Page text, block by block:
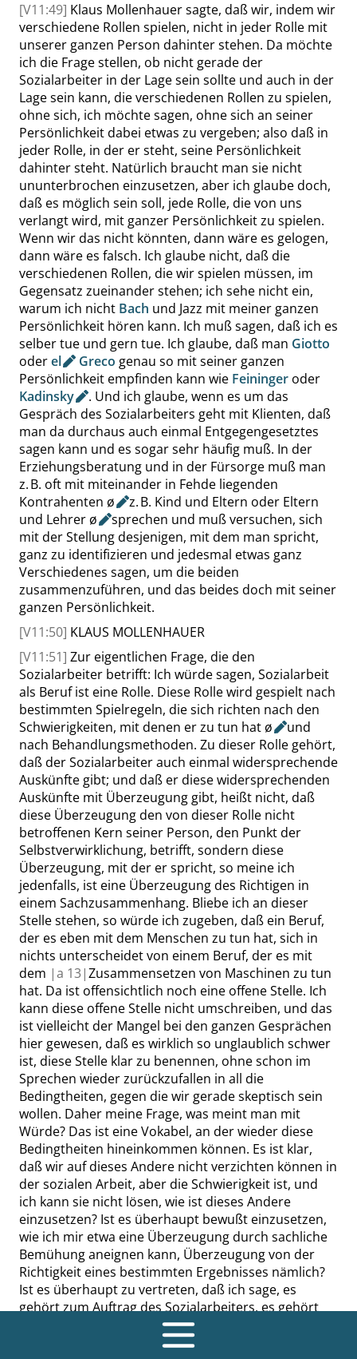
[V11:49] Klaus Mollenhauersagte, daß wir, indem wir
verschiedene Rollen spielen, nicht in jeder Rolle mit
unserer ganzen Person dahinter stehen. Da möchte
ich die Frage stellen, ob nicht gerade der
Sozialarbeiter in der Lage sein sollte und auch in der
Lage sein kann, die verschiedenen Rollen zu spielen,
ohne sich, ich möchte sagen, ohne sich an seiner
Persönlichkeit dabei etwas zu vergeben; also daß in
jeder Rolle, in der er steht, seine Persönlichkeit
dahinter steht. Natürlich braucht man sie nicht
ununterbrochen einzusetzen, aber ich glaube doch,
daß es möglich sein soll, jede Rolle, die von uns
verlangt wird, mit ganzer Persönlichkeit zu spielen.
Wenn wir das nicht könnten, dann wäre es gelogen,
dann wäre es falsch. Ich glaube nicht, daß die
verschiedenen Rollen, die wir spielen müssen, im
Gegensatz zueinander stehen; ich sehe nicht ein,
warum ich nicht Bach und Jazz mit meiner ganzen
Persönlichkeit hören kann. Ich muß sagen, daß ich es
selber tue und gern tue. Ich glaube, daß man Giotto
oderel Greco genau so mit seiner ganzen
Persönlichkeit empfinden kann wie Feininger oder
Kadinsky
. Und ich glaube, wenn es um das
Gespräch des Sozialarbeiters geht mit Klienten, daß
man da durchaus auch einmal Entgegengesetztes
sagen kann und es sogar sehr häufig muß. In der
Erziehungsberatung und in der Fürsorge muß man
z. B. oft mit miteinander in Fehde liegenden
Kontrahenten ø
z. B. Kind und Eltern oder Eltern
und Lehrerø
sprechen und muß versuchen, sich
mit der Stellung desjenigen, mit dem man spricht,
ganz zu identifizieren und jedesmal etwas ganz
Verschiedenes sagen, um die beiden
zusammenzuführen, und das beides doch mit seiner
ganzen Persönlichkeit.
[V11:50] KLAUS MOLLENHAUER
[V11:51] Zur eigentlichen Frage, die den
Sozialarbeiter betrifft: Ich würde sagen, Sozialarbeit
als Beruf ist eine Rolle. Diese Rolle wird gespielt nach
bestimmten Spielregeln, die sich richten nach den
Schwierigkeiten, mit denen er zu tun hatø
und
nach Behandlungsmethoden. Zu dieser Rolle gehört,
daß der Sozialarbeiter auch einmal widersprechende
Auskünfte gibt; und daß er diese widersprechenden
Auskünfte mit Überzeugung gibt, heißt nicht, daß
diese Überzeugung den von dieser Rolle nicht
betroffenen Kern seiner Person, den Punkt der
Selbstverwirklichung, betrifft, sondern diese
Überzeugung, mit der er spricht, so meine ich
jedenfalls, ist eine Überzeugung des Richtigen in
einem Sachzusammenhang. Bliebe ich an dieser
Stelle stehen, so würde ich zugeben, daß ein Beruf,
der es eben mit dem Menschen zu tun hat, sich in
nichts unterscheidet von einem Beruf, der es mit
dem |a 13|Zusammensetzen von Maschinen zu tun
hat. Da ist offensichtlich noch eine offene Stelle. Ich
kann diese offene Stelle nicht umschreiben, und das
ist vielleicht der Mangel bei den ganzen Gesprächen
hier gewesen, daß es wirklich so unglaublich schwer
ist, diese Stelle klar zu benennen, ohne schon im
Sprechen wieder zurückzufallen in all die
Bedingtheiten, gegen die wir gerade skeptisch sein
wollen. Daher meine Frage, was meint man mit
Würde? Das ist eine Vokabel, an der wieder diese
Bedingtheiten hineinkommen können. Es ist klar,
daß wir auf dieses Andere nicht verzichten können in
der sozialen Arbeit, aber die Schwierigkeit ist, und
ich kann sie nicht lösen, wie ist dieses Andere
einzusetzen? Ist es überhaupt bewußt einzusetzen,
wie ich mir etwa eine Überzeugung durch sachliche
Bemühung aneignen kann, Überzeugung von der
Richtigkeit eines bestimmten Ergebnisses nämlich?
Ist es überhaupt zu vertreten, daß ich sage, es
gehört zum Auftrag des Sozialarbeiters, es gehört
zur Rolle seines Berufes, dieses Moment der
unmittelbaren menschlichen Kommunikation? Daß